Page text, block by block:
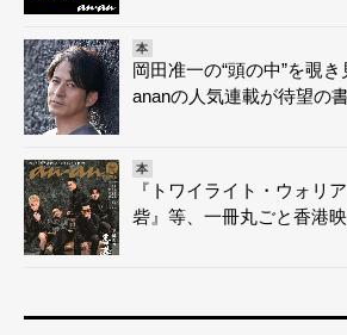
本
岡田准一の“頭の中”を覗
ananの人気連載が待望の
本
『トワイライト・ウォリ
砦』等、一冊丸ごと香港映